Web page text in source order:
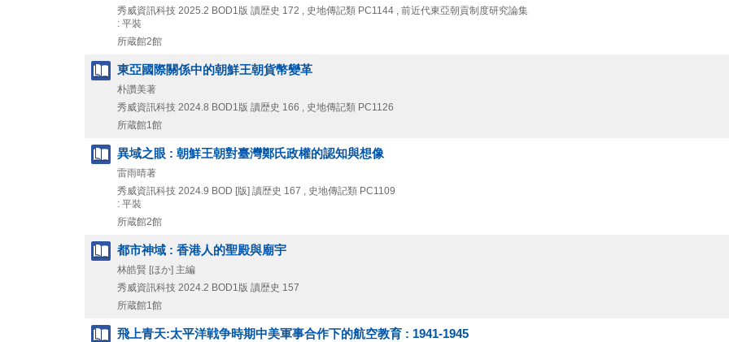
秀威資訊科技 2025.2 BOD1版 讀歴史 172 , 史地傳記類 PC1144 , 前近代東亞朝貢制度研究論集
: 平裝
所蔵館2館
東亞國際關係中的朝鮮王朝貨幣變革
朴讚美著
秀威資訊科技 2024.8 BOD1版 讀歴史 166 , 史地傳記類 PC1126
所蔵館1館
異域之眼 : 朝鮮王朝對臺灣鄭氏政權的認知與想像
雷雨晴著
秀威資訊科技 2024.9 BOD [版] 讀歴史 167 , 史地傳記類 PC1109
: 平裝
所蔵館2館
都市神域 : 香港人的聖殿與廟宇
林皓賢 [ほか] 主編
秀威資訊科技 2024.2 BOD1版 讀歴史 157
所蔵館1館
飛上青天:太平洋戦争時期中美軍事合作下的航空教育 : 1941-1945